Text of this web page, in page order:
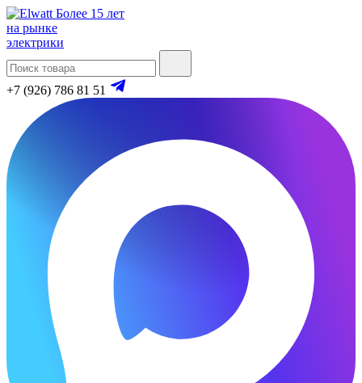
Более 15 лет
на рынке
электрики
+7 (926) 786 81 51